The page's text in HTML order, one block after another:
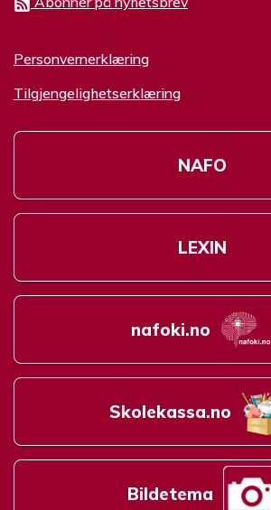
Personvernerklæring
Tilgjengelighetserklæring
NAFO
LEXIN
nafoki.no
Skolekassa.no
Bildetema